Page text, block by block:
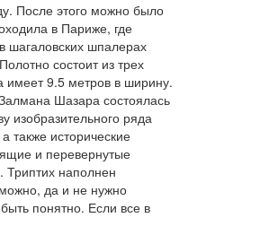
После этого можно было
в Париже, где
шагаловских шпалерах
состоит из трех
имеет 9.5 метров в ширину.
Шазара состоялась
изобразительного ряда
также исторические
и перевернутые
Триптих наполнен
да и не нужно
понятно. Если все в